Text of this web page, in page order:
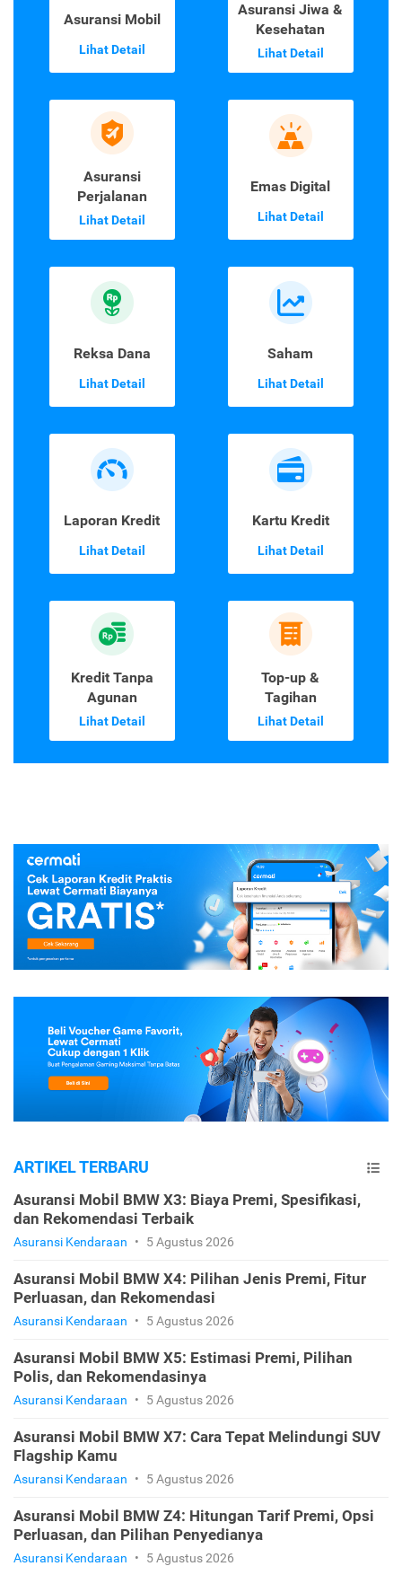
Asuransi Mobil
Lihat Detail
Asuransi Jiwa &
Kesehatan
Lihat Detail
Asuransi
Perjalanan
Lihat Detail
Emas Digital
Lihat Detail
Reksa Dana
Lihat Detail
Saham
Lihat Detail
Laporan Kredit
Lihat Detail
Kartu Kredit
Lihat Detail
Kredit Tanpa
Agunan
Lihat Detail
Top-up &
Tagihan
Lihat Detail
ARTIKEL TERBARU
Asuransi Mobil BMW X3: Biaya Premi, Spesifikasi,
dan Rekomendasi Terbaik
Asuransi Kendaraan • 5 Agustus 2026
Asuransi Mobil BMW X4: Pilihan Jenis Premi, Fitur
Perluasan, dan Rekomendasi
Asuransi Kendaraan • 5 Agustus 2026
Asuransi Mobil BMW X5: Estimasi Premi, Pilihan
Polis, dan Rekomendasinya
Asuransi Kendaraan • 5 Agustus 2026
Asuransi Mobil BMW X7: Cara Tepat Melindungi SUV
Flagship Kamu
Asuransi Kendaraan • 5 Agustus 2026
Asuransi Mobil BMW Z4: Hitungan Tarif Premi, Opsi
Perluasan, dan Pilihan Penyedianya
Asuransi Kendaraan • 5 Agustus 2026